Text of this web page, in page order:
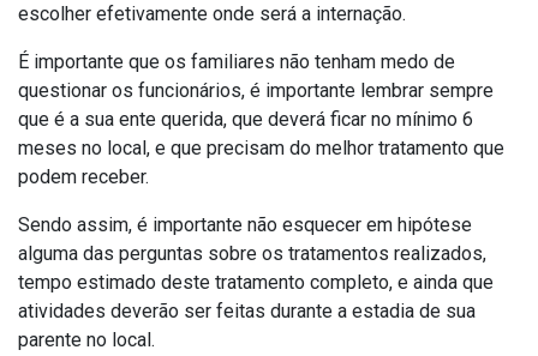
escolher efetivamente onde será a internação.
É importante que os familiares não tenham medo de
questionar os funcionários, é importante lembrar sempre
que é a sua ente querida, que deverá ficar no mínimo 6
meses no local, e que precisam do melhor tratamento que
podem receber.
Sendo assim, é importante não esquecer em hipótese
alguma das perguntas sobre os tratamentos realizados,
tempo estimado deste tratamento completo, e ainda que
atividades deverão ser feitas durante a estadia de sua
parente no local.